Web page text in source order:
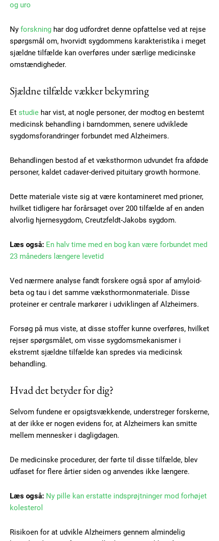
Subscription Plans
Free limited access
Gratis / forever
Etiam est nibh, lobortis sit
Ut mollis pellentesque tortor
Nullam eu erat condimentum
Orci varius natoque dolor
og uro
Ny forskning har dog udfordret denne opfattelse ved at rejse
spørgsmål om, hvorvidt sygdommens karakteristika i meget
sjældne tilfælde kan overføres under særlige medicinske
omstændigheder.
Sjældne tilfælde vækker bekymring
Et studie har vist, at nogle personer, der modtog en bestemt
medicinsk behandling i barndommen, senere udviklede
sygdomsforandringer forbundet med Alzheimers.
Behandlingen bestod af et væksthormon udvundet fra afdøde
personer, kaldet cadaver-derived pituitary growth hormone.
Dette materiale viste sig at være kontamineret med prioner,
hvilket tidligere har forårsaget over 200 tilfælde af en anden
alvorlig hjernesygdom, Creutzfeldt-Jakobs sygdom.
Læs også: En halv time med en bog kan være forbundet med
23 måneders længere levetid
Ved nærmere analyse fandt forskere også spor af amyloid-
beta og tau i det samme væksthormonmateriale. Disse
proteiner er centrale markører i udviklingen af Alzheimers.
Forsøg på mus viste, at disse stoffer kunne overføres, hvilket
rejser spørgsmålet, om visse sygdomsmekanismer i
ekstremt sjældne tilfælde kan spredes via medicinsk
behandling.
Hvad det betyder for dig?
Selvom fundene er opsigtsvækkende, understreger forskerne,
at der ikke er nogen evidens for, at Alzheimers kan smitte
mellem mennesker i dagligdagen.
De medicinske procedurer, der førte til disse tilfælde, blev
udfaset for flere årtier siden og anvendes ikke længere.
Læs også: Ny pille kan erstatte indsprøjtninger mod forhøjet
kolesterol
Risikoen for at udvikle Alzheimers gennem almindelig